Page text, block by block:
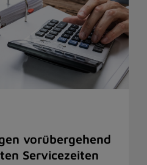
vorübergehend
Servicezeiten